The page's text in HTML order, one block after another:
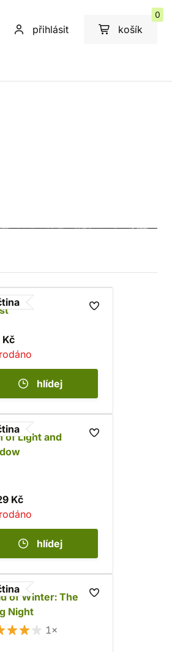
přihlásit košík
0
Kč
hlídej
of Light and
Kč
hlídej
of Winter: The
Night
1×